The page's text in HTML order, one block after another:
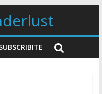
SUBSCRIBITE